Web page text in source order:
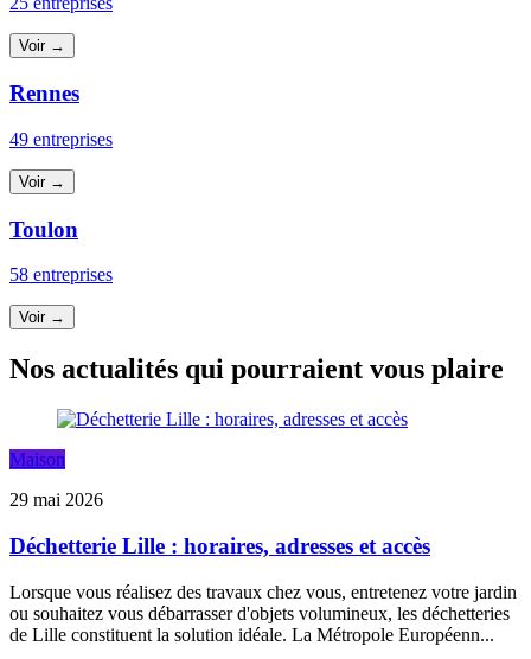
Voir →
Rennes
49 entreprises
Voir →
Toulon
58 entreprises
Voir →
Nos actualités qui pourraient vous plaire
Maison
29 mai 2026
Déchetterie Lille : horaires, adresses et accès
Lorsque vous réalisez des travaux chez vous, entretenez votre jardin
ou souhaitez vous débarrasser d'objets volumineux, les déchetteries
de Lille constituent la solution idéale. La Métropole Européenn...